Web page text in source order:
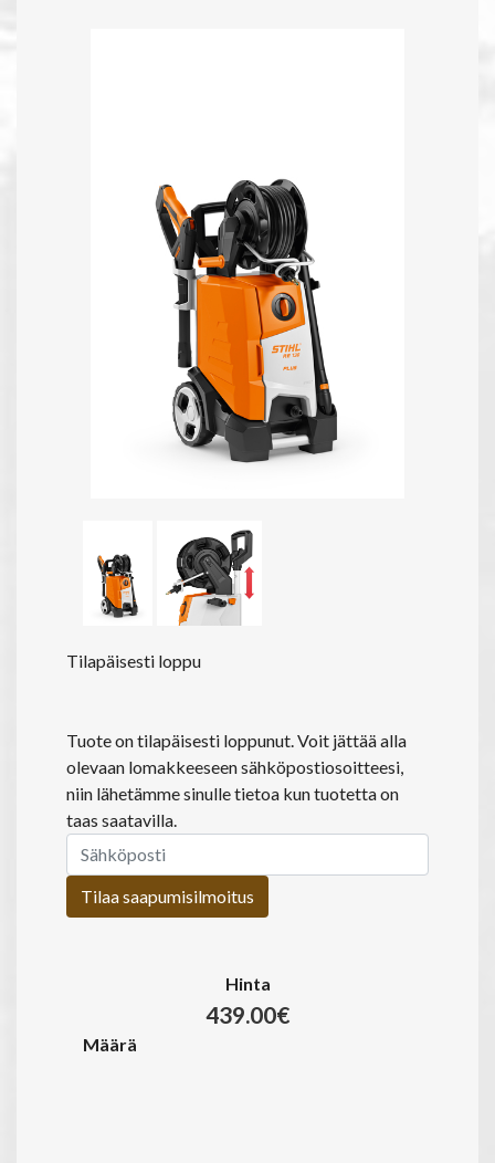
Tilapäisesti loppu
Tuote on tilapäisesti loppunut. Voit jättää alla
olevaan lomakkeeseen sähköpostiosoitteesi,
niin lähetämme sinulle tietoa kun tuotetta on
taas saatavilla.
Tilaa saapumisilmoitus
Hinta
439.00€
Määrä